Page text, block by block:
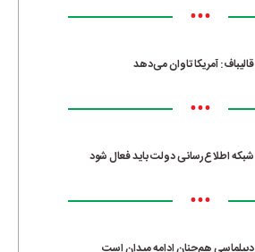
•••
قالیباف: آمریکا تاوان می‌دهد
•••
شبکه اطلاع‌رسانی دولت باید فعال شود
•••